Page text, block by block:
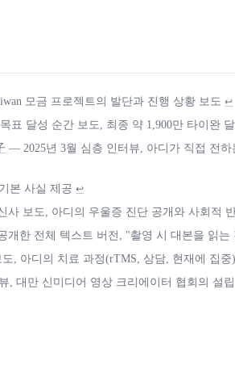
모금 프로젝트의 발단과 진행 상황 보도 ↩
표 달성 순간 보도, 최종 약 1,900만 타이완
— 2025년 3월 심층 인터뷰, 아디가 직접 전
본 사실 제공 ↩
사 보도, 아디의 우울증 진단 공개와 사회적
개한 전체 텍스트 버전, "촬영 시 대본을 읽
, 아디의 치료 과정(rTMS, 상담, 현재에 집중
, 대만 신미디어 영상 크리에이터 협회의 설